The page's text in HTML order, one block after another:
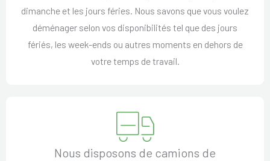
dimanche et les jours féries. Nous savons que vous voulez
déménager selon vos disponibilités tel que des jours
fériés, les week-ends ou autres moments en dehors de
votre temps de travail.
Nous disposons de camions de